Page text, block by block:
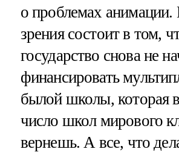
о проблемах анимации.
зрения состоит в том,
государство снова не
финансировать
былой школы, которая
число школ мирового
вернешь. А все, что